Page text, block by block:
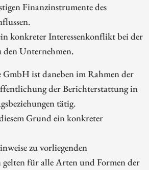
Finanzinstrumente des
konkreter Interessenkonflikt bei der
Unternehmen.
ist daneben im Rahmen der
der Berichterstattung in
tätig.
Grund ein konkreter
zu vorliegenden
für alle Arten und Formen der